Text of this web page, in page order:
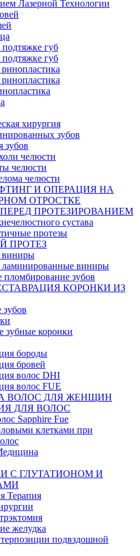
Лазерной Технологии
губ
губ
хирургия
зубов
зубов
челюсти
челюсти
челюсти
И ОПЕРАЦИЯ НА
ОТРОСТКЕ
ПРОТЕЗИРОВАНИЕМ
сустава
протезы
ПРОТЕЗ
виниры
виниры
пломбирование зубов
КОРОНКИ ИЗ
зубные коронки
бороды
бровей
волос DHI
волос FUE
ВОЛОС ДЛЯ ЖЕНЩИН
ДЛЯ ВОЛОС
Sapphire Fue
клетками при
С ГЛУТАТИОНОМ И
Терапия
желудка
подвздошной